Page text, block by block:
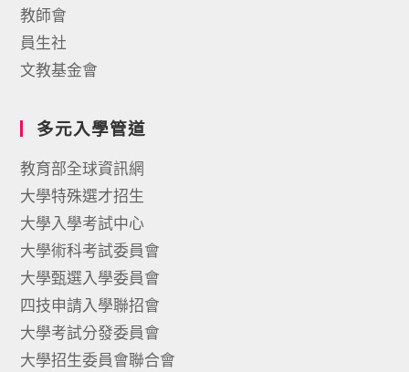
教師會
員生社
文教基金會
多元入學管道
教育部全球資訊網
大學特殊選才招生
大學入學考試中心
大學術科考試委員會
大學甄選入學委員會
四技申請入學聯招會
大學考試分發委員會
大學招生委員會聯合會